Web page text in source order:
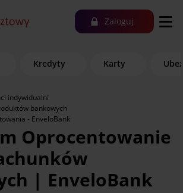
Zaloguj
Kredyty Karty
indywidualni
bankowych
- EnveloBank
Oprocentowanie
| EnveloBank